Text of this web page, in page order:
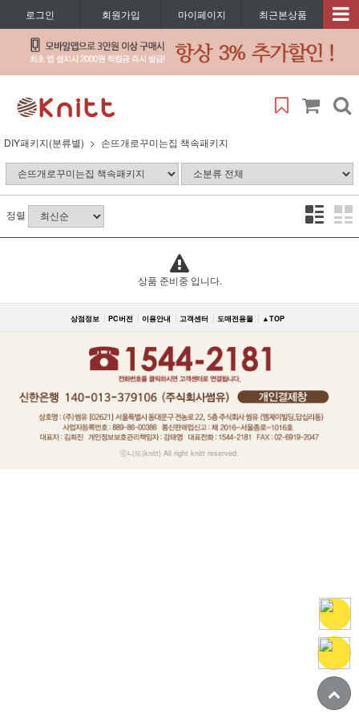
로그인 회원가입 마이페이지 최근본상품
DIY패키지(분류별) 손뜨개로꾸미는집 책속패키지
정렬
상품 준비중 입니다.
상점정보 PC버전 이용안내 고객센터 도매전용몰 ▲TOP
ⓒ니뜨(knitt) All right knitt reserved.